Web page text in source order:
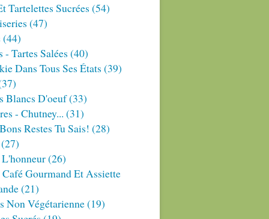
Tartelettes Sucrées (54)
(47)
(44)
- Tartes Salées (40)
Dans Tous Ses États (39)
Blancs D'oeuf(33)
- Chutney... (31)
Restes Tu Sais! (28)
(27)
(26)
Gourmand Et Assiette
(21)
Non Végétarienne(19)